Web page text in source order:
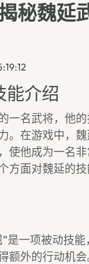
秘魏延
能介绍
一名武将，他
。在游戏中，
使他成为一名
方面对魏延的
是一项被动技
额外的行动机